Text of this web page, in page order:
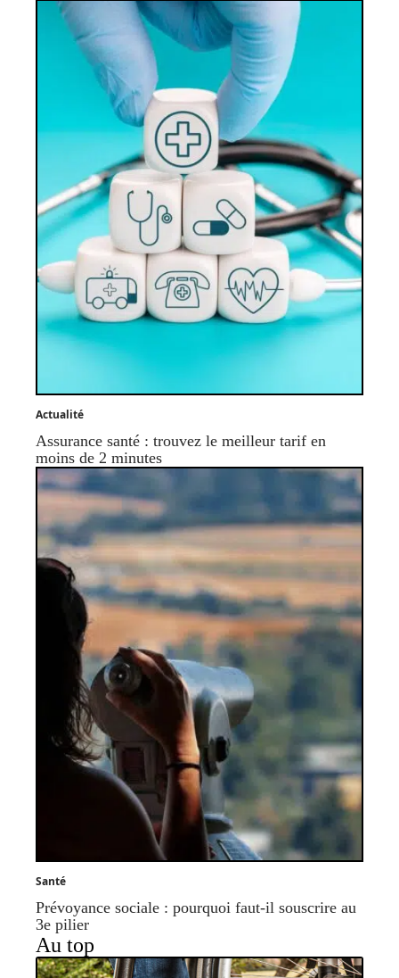
Actualité
Assurance santé : trouvez le meilleur tarif en
moins de 2 minutes
Santé
Prévoyance sociale : pourquoi faut-il souscrire au
3e pilier
Au top